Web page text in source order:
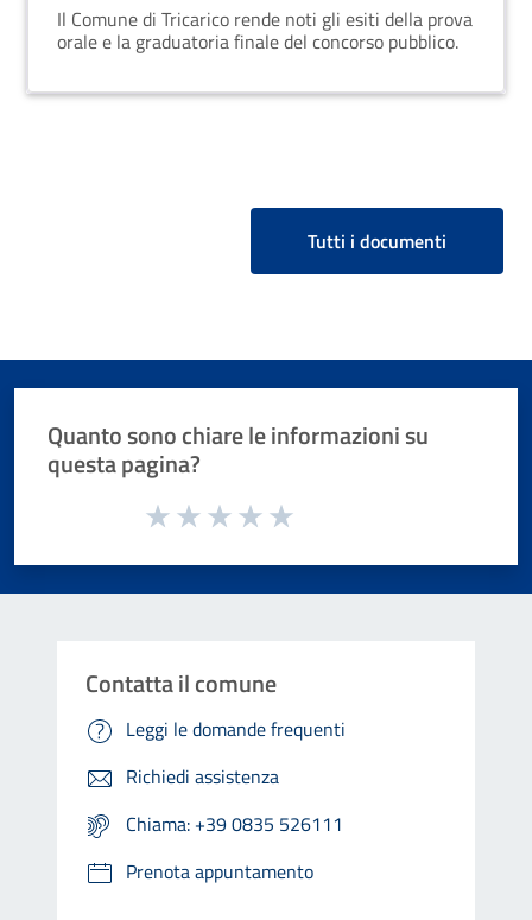
graduatoria finale
Il Comune di Tricarico rende noti gli esiti della prova
orale e la graduatoria finale del concorso pubblico.
Tutti i documenti
Quanto sono chiare le informazioni su
questa pagina?
Valuta da 1 a 5 stelle la pagina
Contatta il comune
Leggi le domande frequenti
Richiedi assistenza
Chiama: +39 0835 526111
Prenota appuntamento